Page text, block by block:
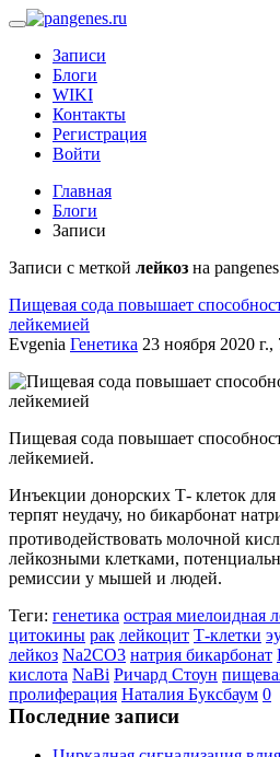
Записи
Блоги
WIKI
Контакты
Регистрация
Войти
Главная
Блоги
Записи
Записи с меткой лейкоз на
Пищевая сода повышает
лейкемией
Evgenia Генетика 23 ноября 2020 г.,
Пищевая сода повышает
лейкемией.
Инъекции донорских Т- клеток для
терпят неудачу, но бикарбонат
противодействовать молочной
лейкозными клетками,
ремиссии у мышей и людей.
Теги: генетика острая миелоидная
цитокины рак лейкоцит Т-клетки
лейкоз Na2CO3 натрия бикарбонат
кислота NaBi Ричард Стоун
пролиферация Наталия Буксбаум 0
Последние записи